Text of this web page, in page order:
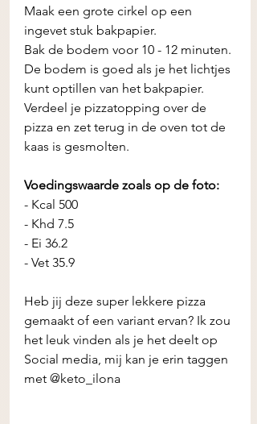
Maak een grote cirkel op een
ingevet stuk bakpapier.
Bak de bodem voor 10 - 12 minuten.
De bodem is goed als je het lichtjes
kunt optillen van het bakpapier.
Verdeel je pizzatopping over de
pizza en zet terug in de oven tot de
kaas is gesmolten.
Voedingswaarde zoals op de foto:
- Kcal 500
- Khd 7.5
- Ei 36.2
- Vet 35.9
Heb jij deze super lekkere pizza
gemaakt of een variant ervan? Ik zou
het leuk vinden als je het deelt op
Social media, mij kan je erin taggen
met @keto_ilona